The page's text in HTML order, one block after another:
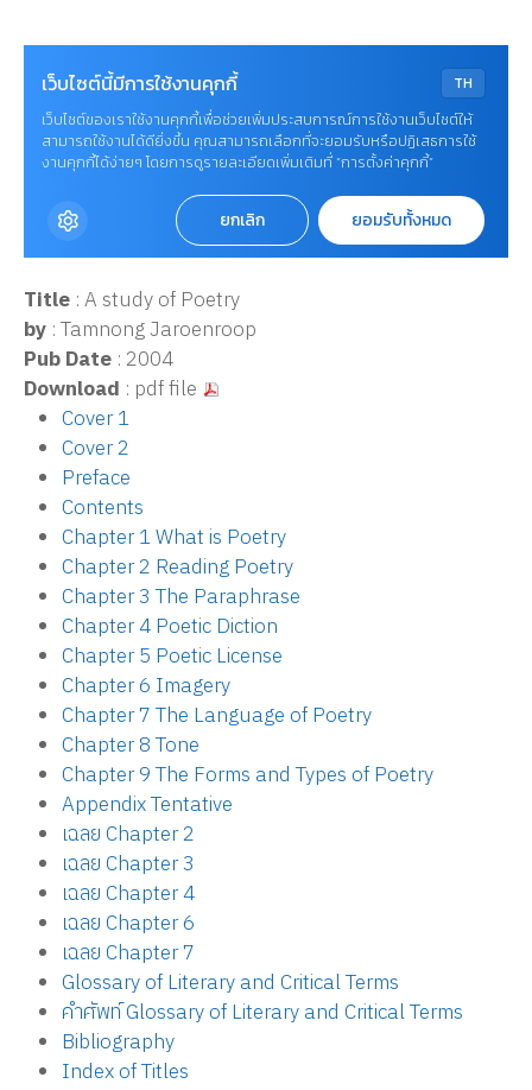
Title : A study of Poetry
by : Tamnong Jaroenroop
Pub Date : 2004
Download : pdf file
Cover 1
Cover 2
Preface
Contents
Chapter 1 What is Poetry
Chapter 2 Reading Poetry
Chapter 3 The Paraphrase
Chapter 4 Poetic Diction
Chapter 5 Poetic License
Chapter 6 Imagery
Chapter 7 The Language of Poetry
Chapter 8 Tone
Chapter 9 The Forms and Types of Poetry
Appendix Tentative
เฉลย Chapter 2
เฉลย Chapter 3
เฉลย Chapter 4
เฉลย Chapter 6
เฉลย Chapter 7
Glossary of Literary and Critical Terms
คำศัพท์ Glossary of Literary and Critical Terms
Bibliography
Index of Titles